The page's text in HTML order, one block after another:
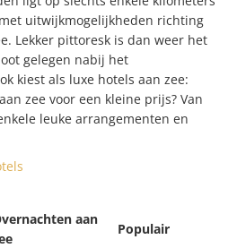
uitwijkmogelijkheden richting
Lekker pittoresk is dan weer het
gelegen nabij het
kiest als luxe hotels aan zee:
zee voor een kleine prijs? Van
leuke arrangementen en
aan
Populair